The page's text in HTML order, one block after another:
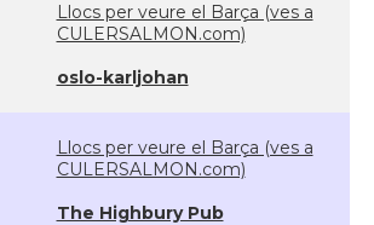
Llocs per veure el Barça (ves a
CULERSALMON.com)
oslo-karljohan
Llocs per veure el Barça (ves a
CULERSALMON.com)
The Highbury Pub